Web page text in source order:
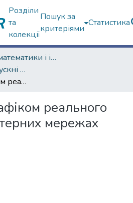
Розділи
та
колекції
Пошук за
критеріями
Статистика
Факультет математики і інформатики
Кваліфікаційні випускні роботи магістрів. Факультет математики і інформатики
Керування трафіком реального часу в комп’ютерних мережах
реального
мережах